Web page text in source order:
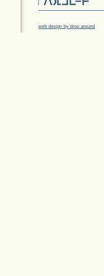
web design by drop around